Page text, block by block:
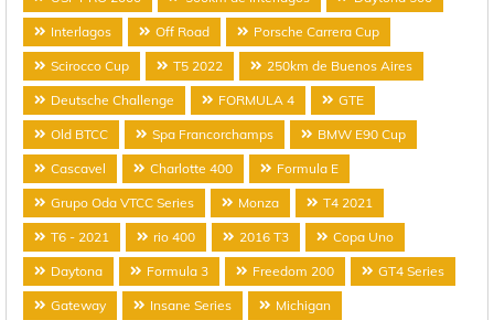
Interlagos Off Road Porsche Carrera Cup
Scirocco Cup T5 2022 250km de Buenos Aires
Deutsche Challenge FORMULA 4 GTE
Old BTCC Spa Francorchamps BMW E90 Cup
Cascavel Charlotte 400 Formula E
Grupo Oda VTCC Series Monza T4 2021
T6 - 2021 rio 400 2016 T3 Copa Uno
Daytona Formula 3 Freedom 200 GT4 Series
Gateway Insane Series Michigan